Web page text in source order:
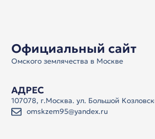
Официальный сайт
Омского землячества в Москве
АДРЕС
107078, г.Москва. ул. Большой
omskzem95@yandex.ru